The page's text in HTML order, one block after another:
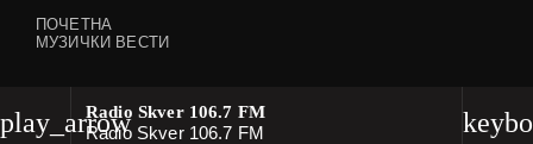
play_arrowRadio Skver 106.7 FM
Radio Skver 106.7 FM
ПОЧЕТНА
МУЗИЧКИ ВЕСТИ